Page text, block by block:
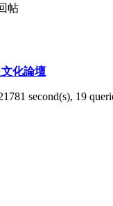
帖
化論壇
second(s), 19